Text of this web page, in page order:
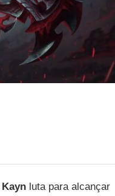
Kayn luta para alcançar